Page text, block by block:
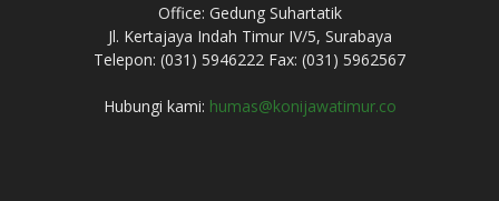
Office: Gedung Suhartatik
Jl. Kertajaya Indah Timur IV/5, Surabaya
Telepon: (031) 5946222 Fax: (031) 5962567
Hubungi kami: humas@konijawatimur.co